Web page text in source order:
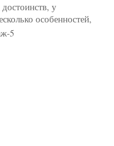
у
особенностей,